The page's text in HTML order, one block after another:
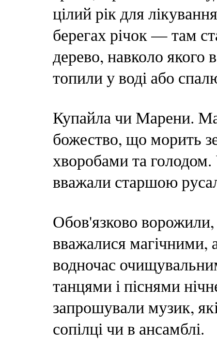
цілий рік для
берегах річок — там
дерево, навколо якого
топили у воді або
Купайла чи Марени.
божество, що морить
хворобами та голодом.
вважали старшою
Обов'язково
вважалися магічними,
водночас
танцями і піснями
запрошували музик,
сопілці чи в ансамблі.